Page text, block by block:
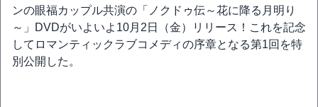
ンの眼福カップル共演の「ノクドゥ伝～花に降る月明り
～」DVDがいよいよ10月2日（金）リリース！これを記念
してロマンティックラブコメディの序章となる第1回を特
別公開した。